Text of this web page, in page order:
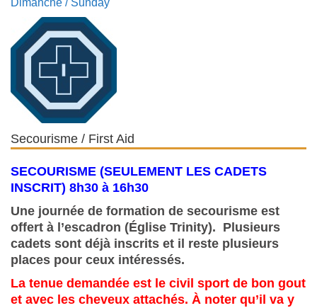
Dimanche / Sunday
Secourisme / First Aid
SECOURISME (SEULEMENT LES CADETS
INSCRIT) 8h30 à 16h30
Une journée de formation de secourisme est
offert à l’escadron (Église Trinity). Plusieurs
cadets sont déjà inscrits et il reste plusieurs
places pour ceux intéressés.
La tenue demandée est le civil sport de bon gout
et avec les cheveux attachés. À noter qu’il va y